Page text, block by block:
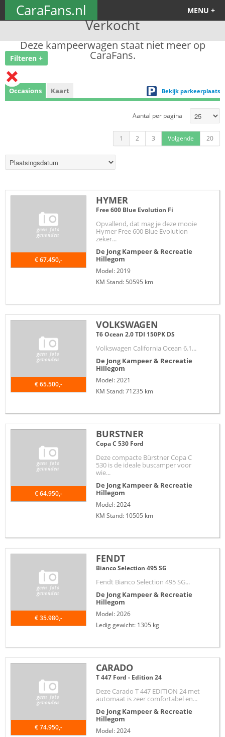
CaraFans.nl MENU +
Filteren +
Bekijk parkeerplaats
Occasions Kaart
Aantal per pagina
1 2 3 Volgende 20
€ 67.450,-
HYMER
Free 600 Blue Evolution Fi
Opvallend, dat mag je deze mooie
Hymer Free 600 Blue Evolution
zeker...
De Jong Kampeer & Recreatie
Hillegom
Model: 2019
KM Stand: 50595 km
€ 65.500,-
VOLKSWAGEN
T6 Ocean 2.0 TDI 150PK DS
Volkswagen California Ocean 6.1...
De Jong Kampeer & Recreatie
Hillegom
Model: 2021
KM Stand: 71235 km
€ 64.950,-
BURSTNER
Copa C 530 Ford
Deze compacte Bürstner Copa C
530 is de ideale buscamper voor
wie...
De Jong Kampeer & Recreatie
Hillegom
Model: 2024
KM Stand: 10505 km
€ 35.980,-
FENDT
Bianco Selection 495 SG
Fendt Bianco Selection 495 SG...
De Jong Kampeer & Recreatie
Hillegom
Model: 2026
Ledig gewicht: 1305 kg
€ 74.950,-
CARADO
T 447 Ford - Edition 24
Deze Carado T 447 EDITION 24 met
automaat is zeer comfortabel en...
De Jong Kampeer & Recreatie
Hillegom
Model: 2024
Verkocht
Deze kampeerwagen staat niet meer op
CaraFans.